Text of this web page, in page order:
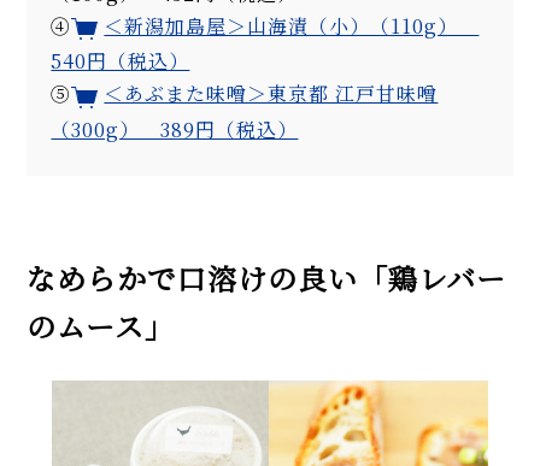
④
＜新潟加島屋＞山海漬（小）（110g）
540円（税込）
⑤
＜あぶまた味噌＞東京都 江戸甘味噌
（300g） 389円（税込）
なめらかで口溶けの良い「鶏レバー
のムース」